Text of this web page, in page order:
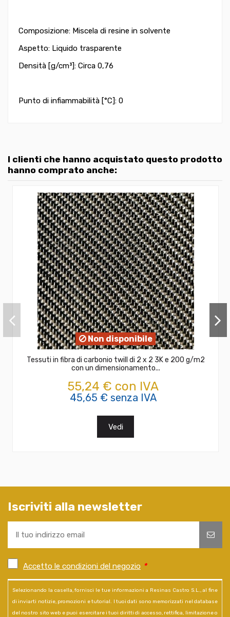
Composizione: Miscela di resine in solvente
Aspetto: Liquido trasparente
Densità [g/cm³]: Circa 0,76
Punto di infiammabilità [°C]: 0
I clienti che hanno acquistato questo prodotto
hanno comprato anche:
Non disponibile
Tessuti in fibra di carbonio twill di 2 x 2 3K e 200 g/m2
con un dimensionamento...
55,24 € con IVA
45,65 € senza IVA
Vedi
Iscriviti alla newsletter
Accetto le condizioni del negozio *
Selezionando la casella, fornisci le tue informazioni a Resinas Castro S.L., al fine
di inviarti notizie, promozioni e tutorial. I tuoi dati sono memorizzati nel database
del nostro sito web e puoi esercitare i tuoi diritti di accesso, rettifica, limitazione o